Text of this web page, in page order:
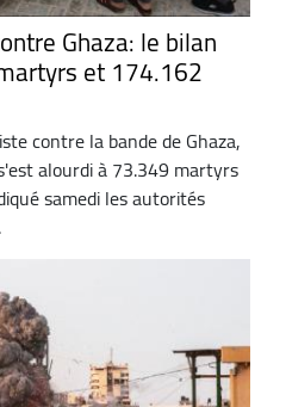
Ghaza: le bilan
et 174.162
contre la bande de Ghaza,
alourdi à 73.349 martyrs
samedi les autorités